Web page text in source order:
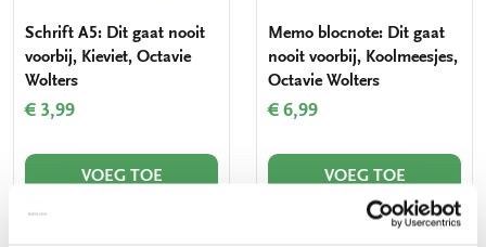
Schrift A5: Dit gaat nooit
voorbij, Kieviet, Octavie
Wolters
€ 3,99
VOEG TOE
Memo blocnote: Dit gaat
nooit voorbij, Koolmeesjes,
Octavie Wolters
€ 6,99
VOEG TOE